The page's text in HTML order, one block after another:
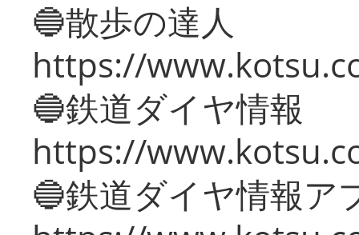
🔵散歩の達人
https://
🔵鉄道ダイヤ情報
https://
🔵鉄道ダイヤ情報ア